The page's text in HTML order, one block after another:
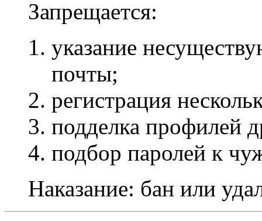
Запрещается:
указание
почты;
регистрация
подделка профилей
подбор паролей к
Наказание: бан или